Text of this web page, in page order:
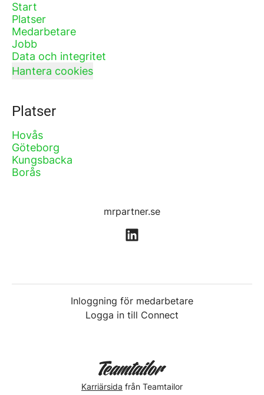
Start
Platser
Medarbetare
Jobb
Data och integritet
Hantera cookies
Platser
Hovås
Göteborg
Kungsbacka
Borås
mrpartner.se
Inloggning för medarbetare
Logga in till Connect
Karriärsida från Teamtailor